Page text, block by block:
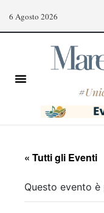
6 Agosto 2026
#
« Tutti gli Eventi
Questo evento è